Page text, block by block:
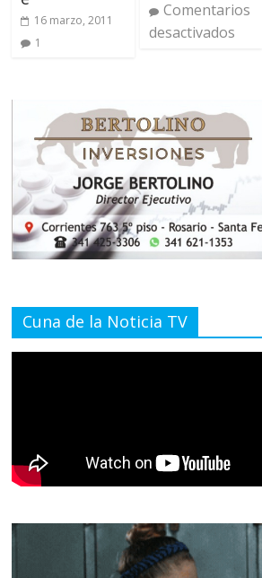
16 marzo, 2011
1
Comentarios
desactivados
Cuna de la Noticia TV